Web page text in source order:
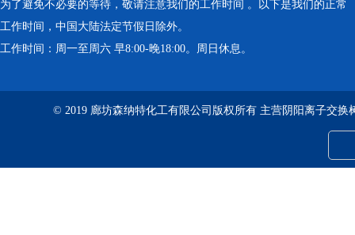
为了避免不必要的等待，敬请注意我们的工作时间 。以下是我们的正常
工作时间，中国大陆法定节假日除外。
工作时间：周一至周六 早8:00-晚18:00。周日休息。
© 2019 廊坊森纳特化工有限公司版权所有 主营阴阳离子交换